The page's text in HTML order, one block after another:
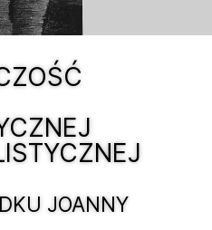
JOANNY